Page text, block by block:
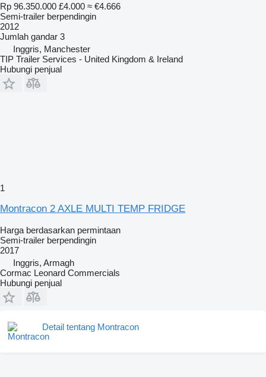
Rp 96.350.000 £4.000 ≈ €4.666
Semi-trailer berpendingin
2012
Jumlah gandar 3
Inggris, Manchester
TIP Trailer Services - United Kingdom & Ireland
Hubungi penjual
1
Montracon 2 AXLE MULTI TEMP FRIDGE
Harga berdasarkan permintaan
Semi-trailer berpendingin
2017
Inggris, Armagh
Cormac Leonard Commercials
Hubungi penjual
Detail tentang Montracon